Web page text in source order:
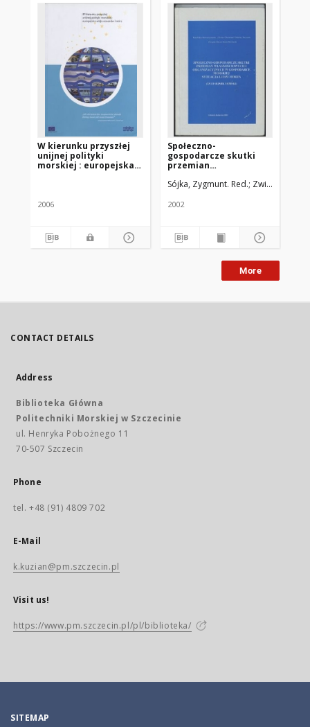
W kierunku przyszłej
unijnej polityki
morskiej : europejska
2006
Społeczno-
gospodarcze skutki
przemian
organizacyjnych w
Sytuacja ludzi morza :
Sójka, Zygmunt. Red. Związek
2002
More
CONTACT DETAILS
Address
Biblioteka Główna
Politechniki Morskiej w Szczecinie
ul. Henryka Pobożnego 11
70-507 Szczecin
Phone
tel. +48 (91) 4809 702
E-Mail
k.kuzian@pm.szczecin.pl
Visit us!
https://www.pm.szczecin.pl/pl/biblioteka/
SITEMAP